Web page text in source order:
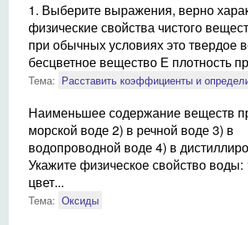
1. Выберите выражения, верно
физические свойства чистого
при обычных условиях это твердое
бесцветное вещество Е плотность
Тема: Расставить коэффициенты и
Наименьшее содержание веществ
морской воде 2) в речной воде 3) в
водопроводной воде 4) в
Укажите физическое свойство воды:
цвет...
Тема: Оксиды